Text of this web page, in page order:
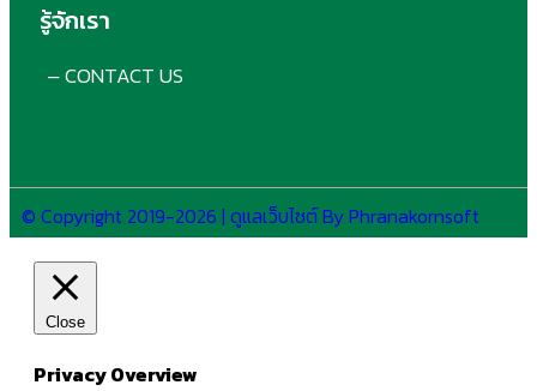
รู้จักเรา
– CONTACT US
© Copyright 2019-2026 | ดูแลเว็บไซต์ By Phranakornsoft
Close
Privacy Overview